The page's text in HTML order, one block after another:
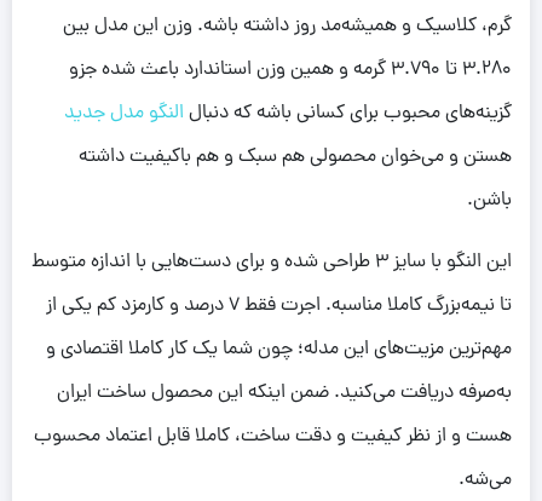
گرم، کلاسیک و همیشه‌مد روز داشته باشه. وزن این مدل بین
3.280 تا 3.790 گرمه و همین وزن استاندارد باعث شده جزو
گزینه‌های محبوب برای کسانی باشه که دنبال النگو مدل جدید
هستن و می‌خوان محصولی هم سبک و هم باکیفیت داشته
باشن.
این النگو با سایز 3 طراحی شده و برای دست‌هایی با اندازه متوسط
تا نیمه‌بزرگ کاملا مناسبه. اجرت فقط 7 درصد و کارمزد کم یکی از
مهم‌ترین مزیت‌های این مدله؛ چون شما یک کار کاملا اقتصادی و
به‌صرفه دریافت می‌کنید. ضمن اینکه این محصول ساخت ایران
هست و از نظر کیفیت و دقت ساخت، کاملا قابل اعتماد محسوب
می‌شه.